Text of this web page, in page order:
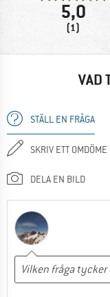
5,0
(1)
VAD
STÄLL EN FRÅGA
SKRIV ETT OMDÖME
DELA EN BILD